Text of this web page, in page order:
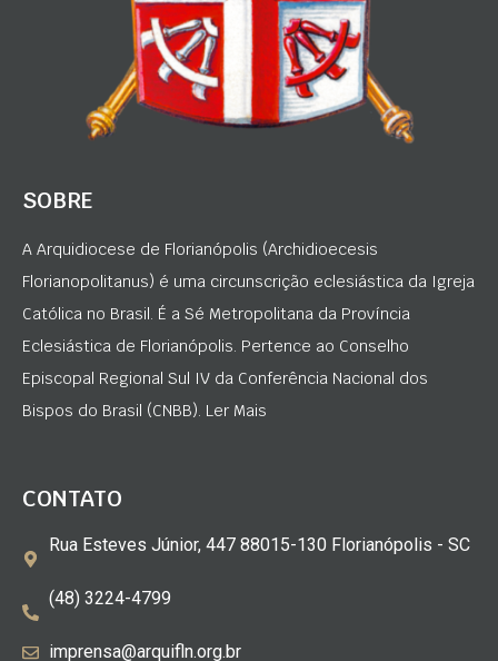
SOBRE
A Arquidiocese de Florianópolis (Archidioecesis
Florianopolitanus) é uma circunscrição eclesiástica da Igreja
Católica no Brasil. É a Sé Metropolitana da Província
Eclesiástica de Florianópolis. Pertence ao Conselho
Episcopal Regional Sul IV da Conferência Nacional dos
Bispos do Brasil (CNBB). Ler Mais
CONTATO
Rua Esteves Júnior, 447 88015-130 Florianópolis - SC
(48) 3224-4799
imprensa@arquifln.org.br